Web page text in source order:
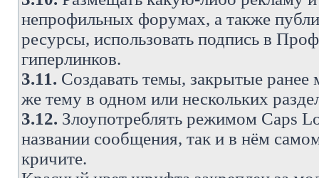
непрофильных форумах, а также
ресурсы, использовать подпись в
гиперлинков.
3.11. Создавать темы, закрытые ранее
же тему в одном или нескольких
3.12. Злоупотреблять режимом Caps
названии сообщения, так и в нём
кричите.